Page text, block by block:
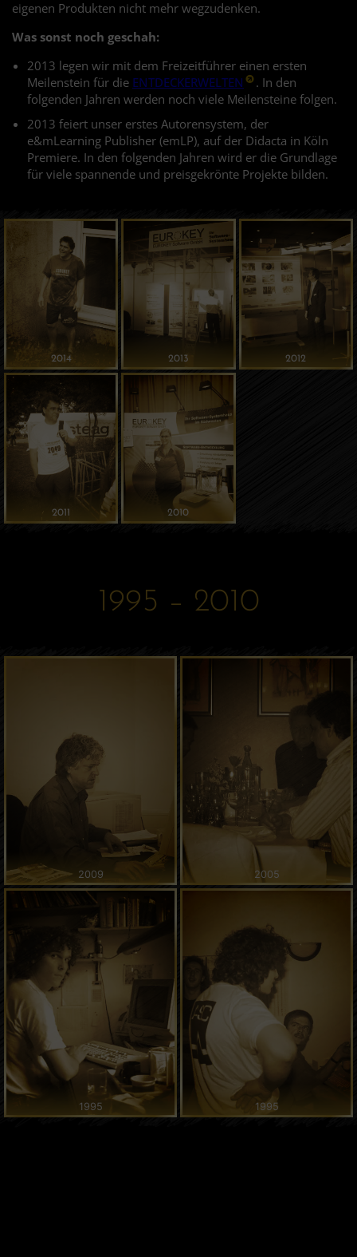
eigenen Produkten nicht mehr wegzudenken.
Was sonst noch geschah:
2013 legen wir mit dem Freizeitführer einen ersten
Meilenstein für die ENTDECKERWELTEN
. In den
folgenden Jahren werden noch viele Meilensteine folgen.
2013 feiert unser erstes Autorensystem, der
e&mLearning Publisher (emLP), auf der Didacta in Köln
Premiere. In den folgenden Jahren wird er die Grundlage
für viele spannende und preisgekrönte Projekte bilden.
2014 2013 2012
2011 2010
1995 – 2010
2009 2005
1995 1995